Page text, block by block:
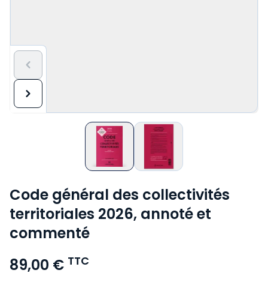
Code général des collectivités
territoriales 2026, annoté et
commenté
89,00 € TTC